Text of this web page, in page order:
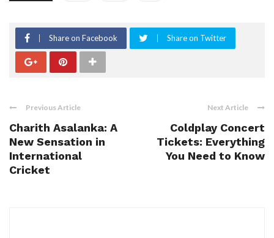
Share on Facebook Share on Twitter
Previous Article
Charith Asalanka: A
New Sensation in
International
Cricket
Next Article
Coldplay Concert
Tickets: Everything
You Need to Know